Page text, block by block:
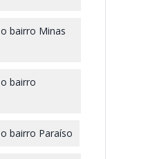
bairro Minas
bairro
bairro Paraíso